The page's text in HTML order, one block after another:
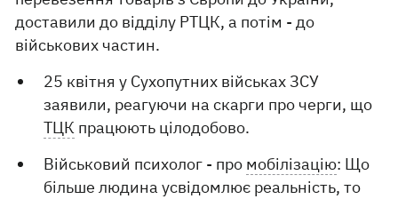
доставили до відділу РТЦК, а потім - до
військових частин.
25 квітня у Сухопутних військах ЗСУ
заявили, реагуючи на скарги про черги, що
ТЦК працюють цілодобово.
Військовий психолог - про мобілізацію: Що
більше людина усвідомлює реальність, то